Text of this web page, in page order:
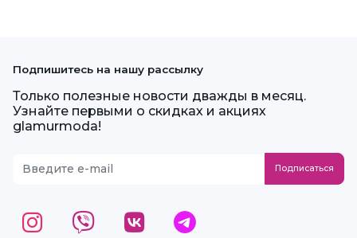
Подпишитесь на нашу рассылку
Только полезные новости дважды в месяц.
Узнайте первыми о скидках и акциях
glamurmoda!